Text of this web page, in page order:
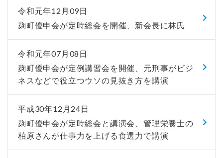
令和元年12月09日
麹町優申会が定時総会を開催、新会長に林氏
令和元年07月08日
麹町優申会が定例講習会を開催、元刑事がビジ
ネスなどで役立つウソの見抜き方を講演
平成30年12月24日
麹町優申会が定時総会と講演会、管理栄養士の
柏原さんが仕事力を上げる食選力で講演